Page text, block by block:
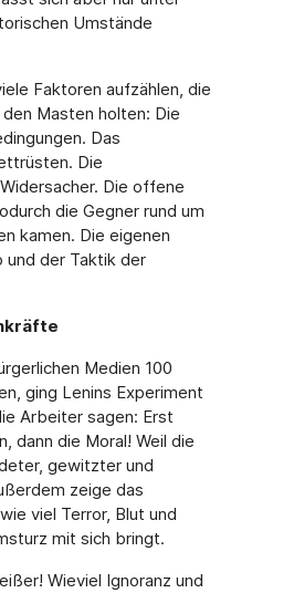
Umstände
Faktoren aufzählen, die
Masten holten: Die
Das
Die
Die offene
die Gegner rund um
kamen. Die eigenen
und der Taktik der
Medien 100
ging Lenins Experiment
Arbeiter sagen: Erst
dann die Moral! Weil die
gewitzter und
zeige das
viel Terror, Blut und
mit sich bringt.
Wieviel Ignoranz und